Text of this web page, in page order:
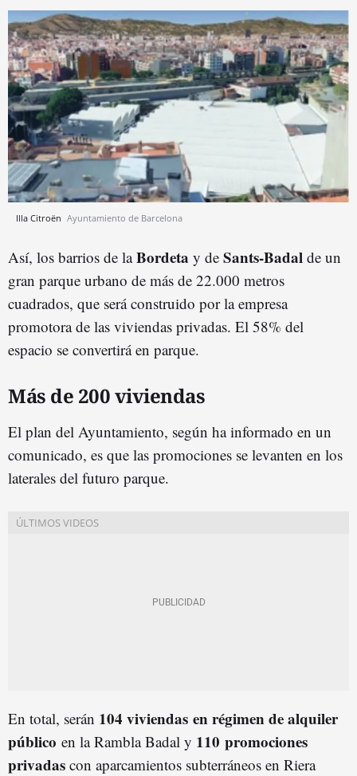
Illa Citroën Ayuntamiento de Barcelona
Así, los barrios de laBordeta y de Sants-Badal de un
gran parque urbano de más de 22.000 metros
cuadrados, que será construido por la empresa
promotora de las viviendas privadas. El 58% del
espacio se convertirá en parque.
Más de 200 viviendas
El plan del Ayuntamiento, según ha informado en un
comunicado, es que las promociones se levanten en los
laterales del futuro parque.
En total, serán 104 viviendas en régimen de alquiler
público en la Rambla Badal y 110 promociones
privadas con aparcamientos subterráneos en Riera